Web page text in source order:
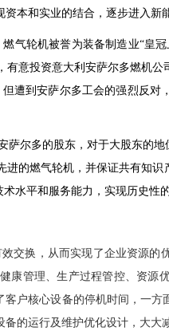
本和实业的结合，逐步进入新
轮机被誉为装备制造业“皇
有意投资意大利安萨尔多燃机
但遭到安萨尔多工会的强烈反对
尔多的股东，对于大股东的
的燃气轮机，并保证共有知
水平和服务能力，实现历史性
交换，从而实现了企业资源
管理、生产过程管控、资
户核心设备的停机时间，一
的运行及维护优化设计，大大